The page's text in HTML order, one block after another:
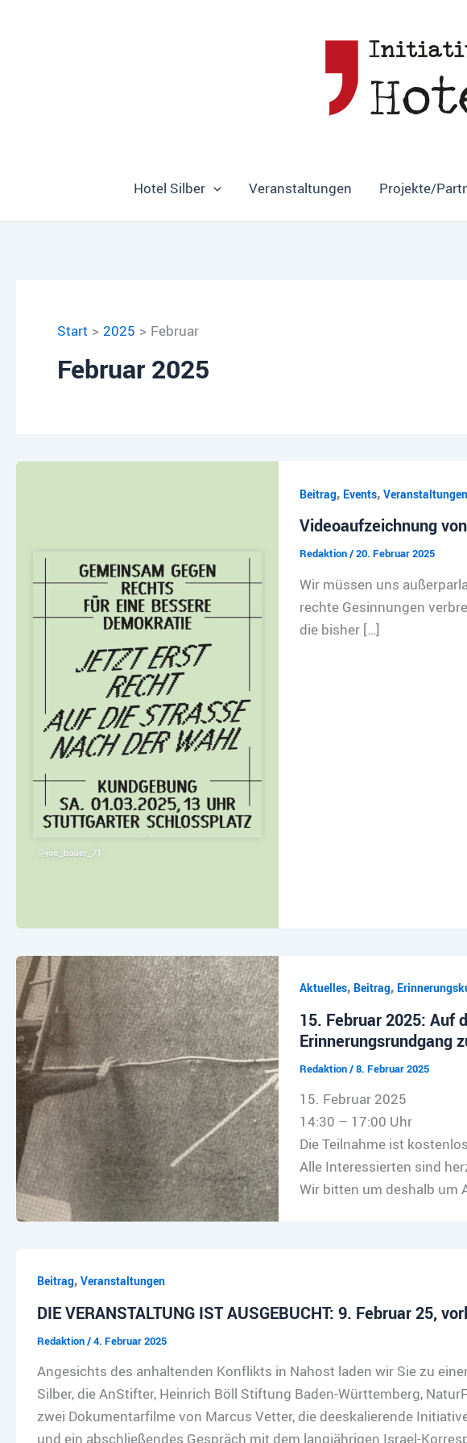
Hotel Silber Veranstaltungen Projekte/
Start 2025 Februar
Februar 2025
Beitrag, Events, Veranstaltungen
Videoaufzeichnung
Redaktion/20. Februar 2025
Wir müssen uns
rechte Gesinnungen
die bisher […]
Aktuelles, Beitrag,
15. Februar 2025: Auf
Erinnerungsrundgang
Redaktion/8. Februar 2025
15. Februar 2025
14:30 – 17:00 Uhr
Die Teilnahme ist
Alle Interessierten sind
Wir bitten um deshalb um
Beitrag, Veranstaltungen
DIE VERANSTALTUNG IST AUSGEBUCHT: 9. Februar 25,
Redaktion/4. Februar 2025
Angesichts des anhaltenden Konflikts in Nahost laden wir Sie zu
Silber, die AnStifter, Heinrich Böll Stiftung Baden-Württemberg,
zwei Dokumentarfilme von Marcus Vetter, die deeskalierende
und ein abschließendes Gespräch mit dem langjährigen Israel-